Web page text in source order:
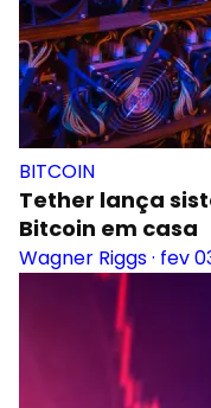
BITCOIN
Tether lança
Bitcoin em casa
Wagner Riggs· fev